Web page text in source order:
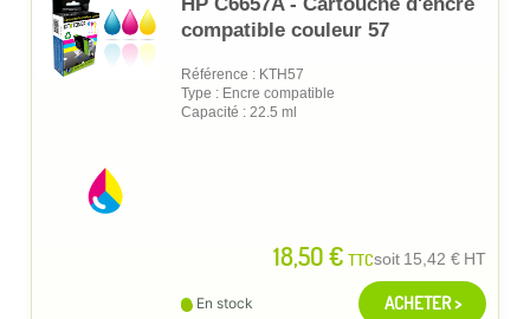
compatible couleur 57
Référence : KTH57
Type : Encre compatible
Capacité : 22.5 ml
18,50 € TTCsoit 15,42 € HT
En stock ACHETER >